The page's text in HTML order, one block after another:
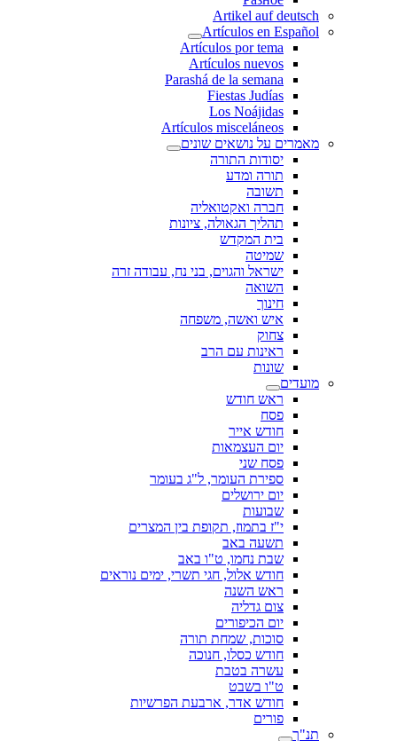
Artikel auf deutsch
Artículos en Español
Artículos por tema
Artículos nuevos
Parashá de la semana
Fiestas Judías
Los Noájidas
Artículos misceláneos
מאמרים על נושאים שונים
יסודות התורה
תורה ומדע
תשובה
חברה ואקטואליה
תהליך הגאולה, ציונות
בית המקדש
שמיטה
ישראל והגוים, בני נח, עבודה זרה
השואה
חינוך
איש ואשה, משפחה
צחוק
ראינות עם הרב
שונות
מועדים
ראש חודש
פסח
חודש אייר
יום העצמאות
פסח שני
ספירת העומר, ל"ג בעומר
יום ירושלים
שבועות
י"ז בתמוז, תקופת בין המצרים
תשעה באב
שבת נחמו, ט"ו באב
חודש אלול, חגי תשרי, ימים נוראים
ראש השנה
צום גדליה
יום הכיפורים
סוכות, שמחת תורה
חודש כסלו, חנוכה
עשרה בטבת
ט"ו בשבט
חודש אדר, ארבעת הפרשיות
פורים
תנ"ך